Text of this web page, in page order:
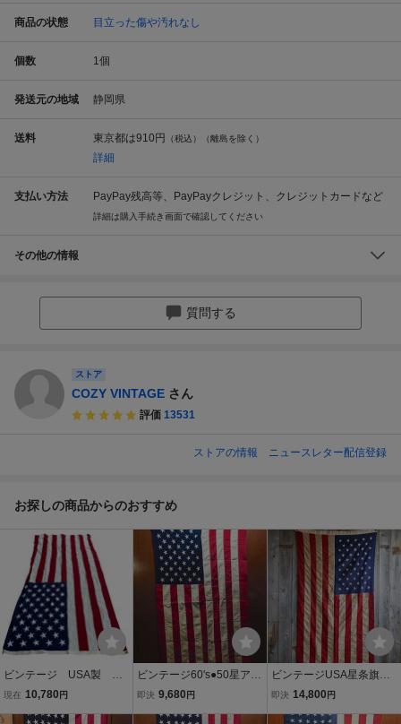
商品の状態 目立った傷や汚れなし
個数 1個
発送元の地域 静岡県
送料 東京都は910円 （税込）（離島を除く）
詳細
支払い方法 PayPay残高等、PayPayクレジット、クレジットカードなど
詳細は購入手続き画面で確認してください
その他の情報
質問する
ストア
COZY VINTAGE さん
評価 13531
ストアの情報 ニュースレター配信登録
お探しの商品からのおすすめ
ビンテージ USA製 特
大 星条旗 フラッグ
現在 10,780 円
ビンテージ60's●50星アメ
リカ星条旗size 約150cm
即決 9,680 円
ビンテージUSA星条旗C
[goe-524]検アメリカUSA
即決 14,800 円